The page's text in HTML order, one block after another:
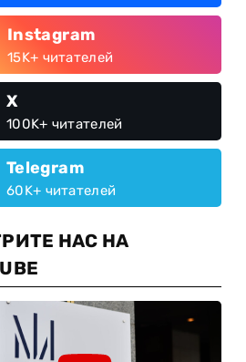
Instagram
15K+ читателей
X
100K+ читателей
Telegram
60K+ читателей
НАС НА